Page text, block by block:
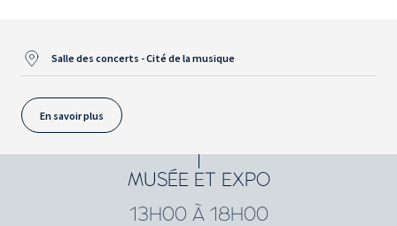
Salle des concerts - Cité de la musique
En savoir plus
MUSÉE ET EXPO
13H00 À 18H00